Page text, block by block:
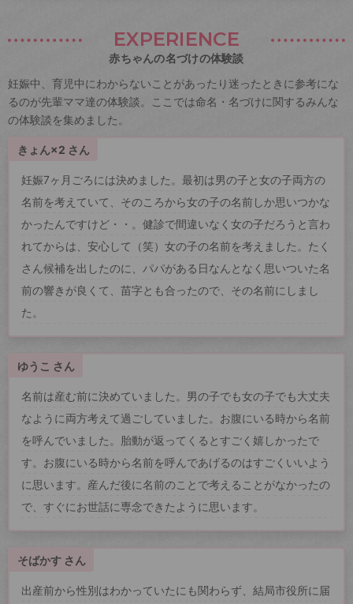
EXPERIENCE
赤ちゃんの名づけの体験談
妊娠中、育児中にわからないことがあったり迷ったときに参考にな
るのが先輩ママ達の体験談。ここでは命名・名づけに関するみんな
の体験談を集めました。
きょん×2 さん
妊娠7ヶ月ごろには決めました。最初は男の子と女の子両方の
名前を考えていて、そのころから女の子の名前しか思いつかな
かったんですけど・・。健診で間違いなく女の子だろうと言わ
れてからは、安心して（笑）女の子の名前を考えました。たく
さん候補を出したのに、パパがある日なんとなく思いついた名
前の響きが良くて、苗字とも合ったので、その名前にしまし
た。
ゆうこ さん
名前は産む前に決めていました。男の子でも女の子でも大丈夫
なように両方考えて過ごしていました。お腹にいる時から名前
を呼んでいました。胎動が返ってくるとすごく嬉しかったで
す。お腹にいる時から名前を呼んであげるのはすごくいいよう
に思います。産んだ後に名前のことで考えることがなかったの
で、すぐにお世話に専念できたように思います。
そばかす さん
出産前から性別はわかっていたにも関わらず、結局市役所に届